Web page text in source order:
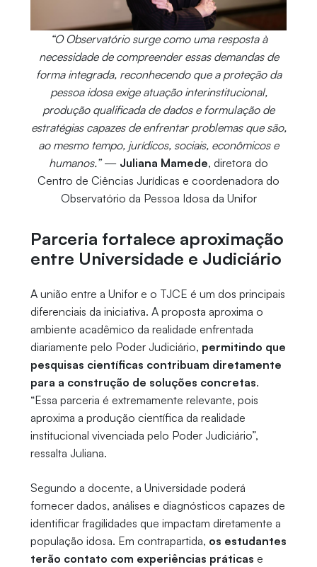
“O Observatório surge como uma resposta à
necessidade de compreender essas demandas de
forma integrada, reconhecendo que a proteção da
pessoa idosa exige atuação interinstitucional,
produção qualificada de dados e formulação de
estratégias capazes de enfrentar problemas que são,
ao mesmo tempo, jurídicos, sociais, econômicos e
humanos.”— Juliana Mamede, diretora do
Centro de Ciências Jurídicas e coordenadora do
Observatório da Pessoa Idosa da Unifor
Parceria fortalece aproximação
entre Universidade e Judiciário
A união entre a Unifor e o TJCE é um dos principais
diferenciais da iniciativa. A proposta aproxima o
ambiente acadêmico da realidade enfrentada
diariamente pelo Poder Judiciário, permitindo que
pesquisas científicas contribuam diretamente
para a construção de soluções concretas.
“Essa parceria é extremamente relevante, pois
aproxima a produção científica da realidade
institucional vivenciada pelo Poder Judiciário”,
ressalta Juliana.
Segundo a docente, a Universidade poderá
fornecer dados, análises e diagnósticos capazes de
identificar fragilidades que impactam diretamente a
população idosa. Em contrapartida, os estudantes
terão contato com experiências práticas e